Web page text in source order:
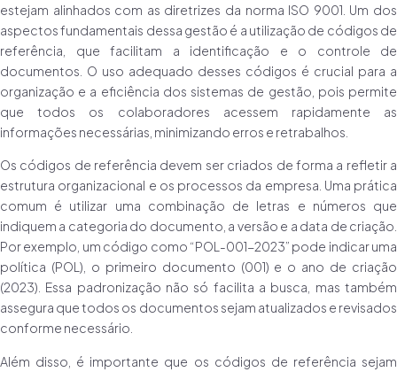
estejam alinhados com as diretrizes da norma ISO 9001. Um dos
aspectos fundamentais dessa gestão é a utilização de códigos de
referência, que facilitam a identificação e o controle de
documentos. O uso adequado desses códigos é crucial para a
organização e a eficiência dos sistemas de gestão, pois permite
que todos os colaboradores acessem rapidamente as
informações necessárias, minimizando erros e retrabalhos.
Os códigos de referência devem ser criados de forma a refletir a
estrutura organizacional e os processos da empresa. Uma prática
comum é utilizar uma combinação de letras e números que
indiquem a categoria do documento, a versão e a data de criação.
Por exemplo, um código como “POL-001-2023” pode indicar uma
política (POL), o primeiro documento (001) e o ano de criação
(2023). Essa padronização não só facilita a busca, mas também
assegura que todos os documentos sejam atualizados e revisados
conforme necessário.
Além disso, é importante que os códigos de referência sejam